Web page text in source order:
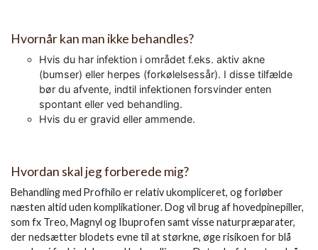
Hvornår kan man ikke behandles?
Hvis du har infektion i området f.eks. aktiv akne
(bumser) eller herpes (forkølelsessår). I disse tilfælde
bør du afvente, indtil infektionen forsvinder enten
spontant eller ved behandling.
Hvis du er gravid eller ammende.
Hvordan skal jeg forberede mig?
Behandling med Profhilo er relativ ukompliceret, og forløber
næsten altid uden komplikationer. Dog vil brug af hovedpinepiller,
som fx Treo, Magnyl og Ibuprofen samt visse naturpræparater,
der nedsætter blodets evne til at størkne, øge risikoen for blå